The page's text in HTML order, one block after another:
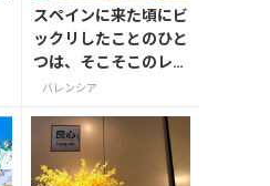
スペインに来た頃にビ
ックリしたことのひと
つは、そこそこのレス
トランでも食後に紅茶
バレンシア